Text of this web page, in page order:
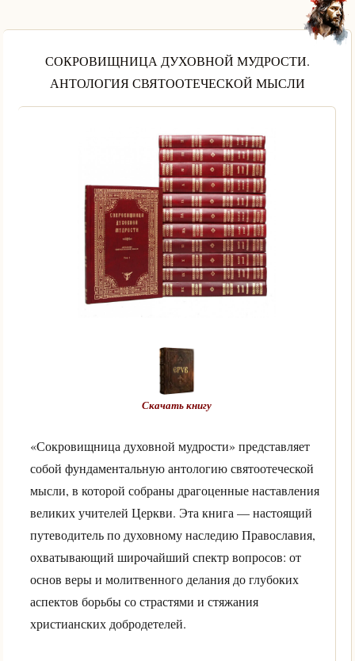
СОКРОВИЩНИЦА ДУХОВНОЙ МУДРОСТИ.
АНТОЛОГИЯ СВЯТООТЕЧЕСКОЙ МЫСЛИ
Скачать книгу
«Сокровищница духовной мудрости» представляет
собой фундаментальную антологию святоотеческой
мысли, в которой собраны драгоценные наставления
великих учителей Церкви. Эта книга — настоящий
путеводитель по духовному наследию Православия,
охватывающий широчайший спектр вопросов: от
основ веры и молитвенного делания до глубоких
аспектов борьбы со страстями и стяжания
христианских добродетелей.